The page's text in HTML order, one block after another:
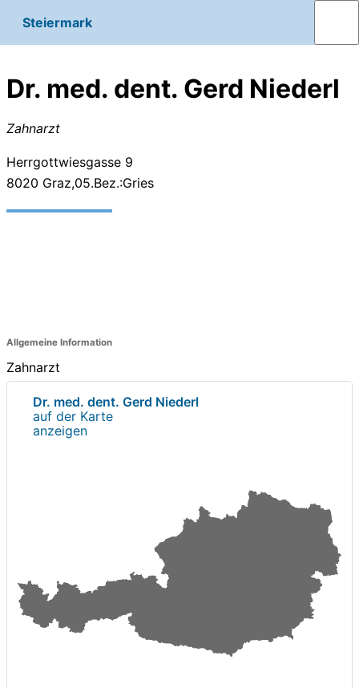
Steiermark
Dr. med. dent. Gerd Niederl
Zahnarzt
Herrgottwiesgasse 9
8020 Graz,05.Bez.:Gries
Allgemeine Information
Zahnarzt
Dr. med. dent. Gerd Niederl
auf der Karte
anzeigen